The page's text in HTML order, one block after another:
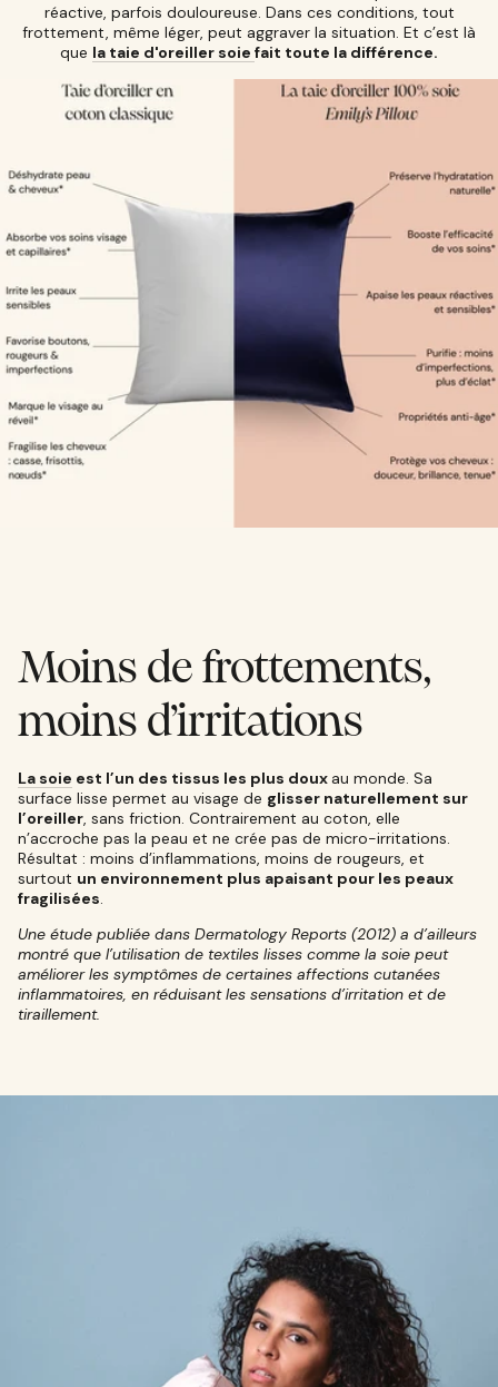
réactive, parfois douloureuse. Dans ces conditions, tout
frottement, même léger, peut aggraver la situation. Et c’est là
que la taie d'oreiller soie fait toute la différence.
Moins de frottements,
moins d’irritations
La soie est l’un des tissus les plus doux au monde. Sa
surface lisse permet au visage de glisser naturellement sur
l’oreiller , sans friction. Contrairement au coton, elle
n’accroche pas la peau et ne crée pas de micro-irritations.
Résultat : moins d’inflammations, moins de rougeurs, et
surtout un environnement plus apaisant pour les peaux
fragilisées
Une étude publiée dans Dermatology Reports (2012) a d’ailleurs
montré que l’utilisation de textiles lisses comme la soie peut
améliorer les symptômes de certaines affections cutanées
inflammatoires, en réduisant les sensations d’irritation et de
tiraillement.